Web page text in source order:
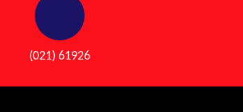
(021) 61926